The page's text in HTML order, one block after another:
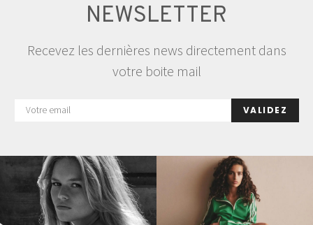
NEWSLETTER
Recevez les dernières news directement dans
votre boite mail
VALIDEZ